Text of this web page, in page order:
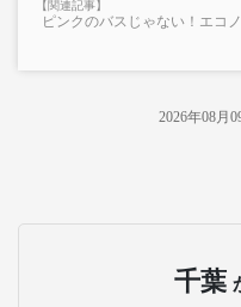
ピンクのバスじゃない！エコ
2026年08月
千葉